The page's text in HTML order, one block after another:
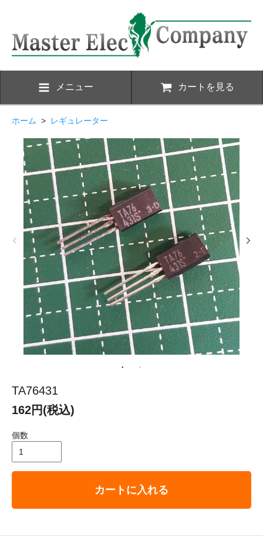
メニュー カートを見る
ホーム > レギュレーター
TA76431
162円(税込)
個数
カートに入れる